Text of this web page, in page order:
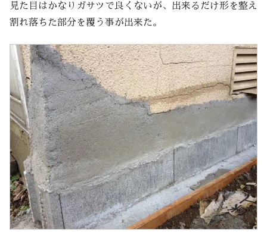
見た目はかなりガサツで良くないが、出来るだけ形を整え
割れ落ちた部分を覆う事が出来た。